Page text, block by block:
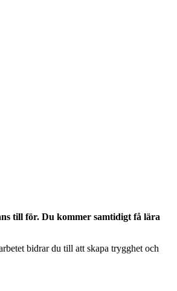
till för. Du kommer samtidigt få lära
bidrar du till att skapa trygghet och